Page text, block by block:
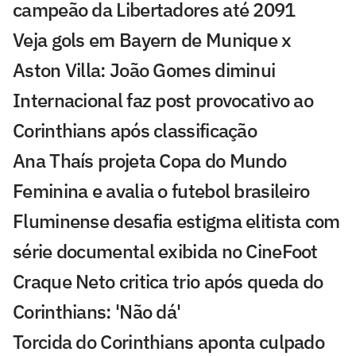
campeão da Libertadores até 2091
Veja gols em Bayern de Munique x
Aston Villa: João Gomes diminui
Internacional faz post provocativo ao
Corinthians após classificação
Ana Thaís projeta Copa do Mundo
Feminina e avalia o futebol brasileiro
Fluminense desafia estigma elitista com
série documental exibida no CineFoot
Craque Neto critica trio após queda do
Corinthians: 'Não dá'
Torcida do Corinthians aponta culpado